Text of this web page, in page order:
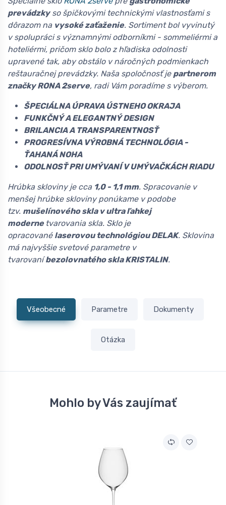
prevádzkyso špičkovými technickými vlastnosťami s
dôrazom na vysoké zaťaženie. Sortiment bol vyvinutý
v spolupráci s významnými odborníkmi - sommeliérmi a
hoteliérmi, pričom sklo bolo z hľadiska odolnosti
upravené tak, aby obstálo v náročných podmienkach
reštauračnej prevádzky. Naša spoločnosť je partnerom
značky RONA 2serve, radi Vám poradíme s výberom.
ŠPECIÁLNA ÚPRAVA ÚSTNEHO OKRAJA
FUNKČNÝ A ELEGANTNÝ DESIGN
BRILANCIA A TRANSPARENTNOSŤ
PROGRESÍVNA VÝROBNÁ TECHNOLÓGIA -
ŤAHANÁ NOHA
ODOLNOSŤ PRI UMÝVANÍ V UMÝVAČKÁCH RIADU
Hrúbka skloviny je cca 1,0 - 1,1 mm. Spracovanie v
menšej hrúbke skloviny ponúkame v podobe
tzv. mušelínového skla v ultra ľahkej
moderne tvarovania skla. Sklo je
opracované laserovou technológiou DELAK. Sklovina
má najvyššie svetové parametre v
tvarovaníbezolovnatého skla KRISTALIN.
Všeobecné Parametre Dokumenty
Otázka
Mohlo by Vás zaujímať